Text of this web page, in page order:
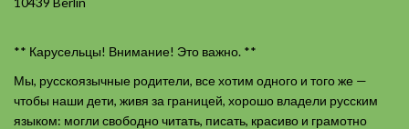
** Карусельцы! Внимание! Это важно. **
Мы, русскоязычные родители, все хотим одного и того же —
чтобы наши дети, живя за границей, хорошо владели русским
языком: могли свободно читать, писать, красиво и грамотно